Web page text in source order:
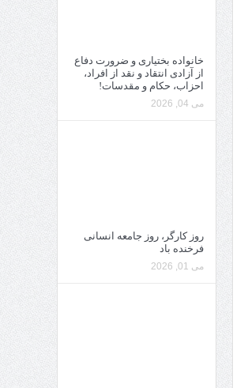
خانواده بختیاری و ضرورت دفاع
از آزادی انتقاد و نقد از افراد،
احزاب، حکام و مقدسات!
می 04, 2026
روز کارگر، روز جامعه انسانی
فرخنده باد
می 01, 2026